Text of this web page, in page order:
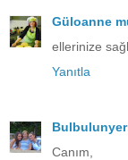
Güloanne
ellerinize
Yanıtla
Canım,